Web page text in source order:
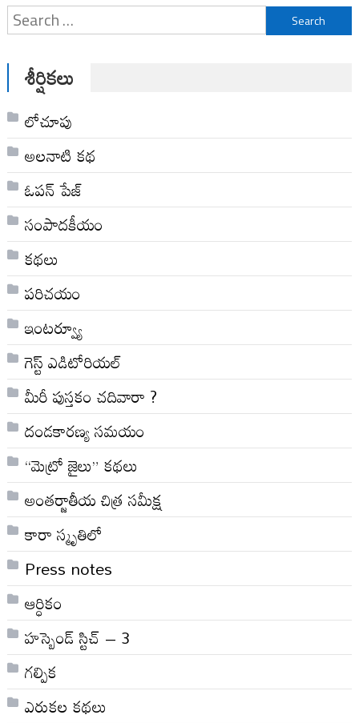
Search
for:
శీర్షికలు
లోచూపు
అల‌నాటి క‌థ‌
ఓపన్ పేజ్
సంపాదకీయం
కథలు
పరిచయం
ఇంటర్వ్యూ
గెస్ట్ ఎడిటోరియల్
మీరీ పుస్తకం చదివారా ?
దండకారణ్య సమయం
“మెట్రో జైలు” కథలు
అంతర్జాతీయ చిత్ర సమీక్ష
కారా స్మృతిలో
Press notes
ఆర్ధికం
హస్బెండ్ స్టిచ్ – 3
గల్పిక
ఎరుకల కథలు